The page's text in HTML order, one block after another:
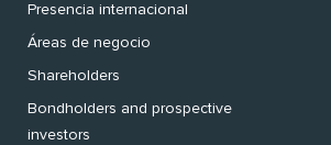
Presencia internacional
Áreas de negocio
Shareholders
Bondholders and prospective
investors